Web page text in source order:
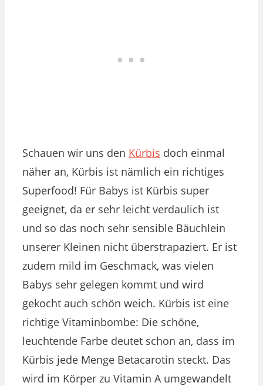
Schauen wir uns den Kürbis doch einmal
näher an, Kürbis ist nämlich ein richtiges
Superfood! Für Babys ist Kürbis super
geeignet, da er sehr leicht verdaulich ist
und so das noch sehr sensible Bäuchlein
unserer Kleinen nicht überstrapaziert. Er ist
zudem mild im Geschmack, was vielen
Babys sehr gelegen kommt und wird
gekocht auch schön weich. Kürbis ist eine
richtige Vitaminbombe: Die schöne,
leuchtende Farbe deutet schon an, dass im
Kürbis jede Menge Betacarotin steckt. Das
wird im Körper zu Vitamin A umgewandelt